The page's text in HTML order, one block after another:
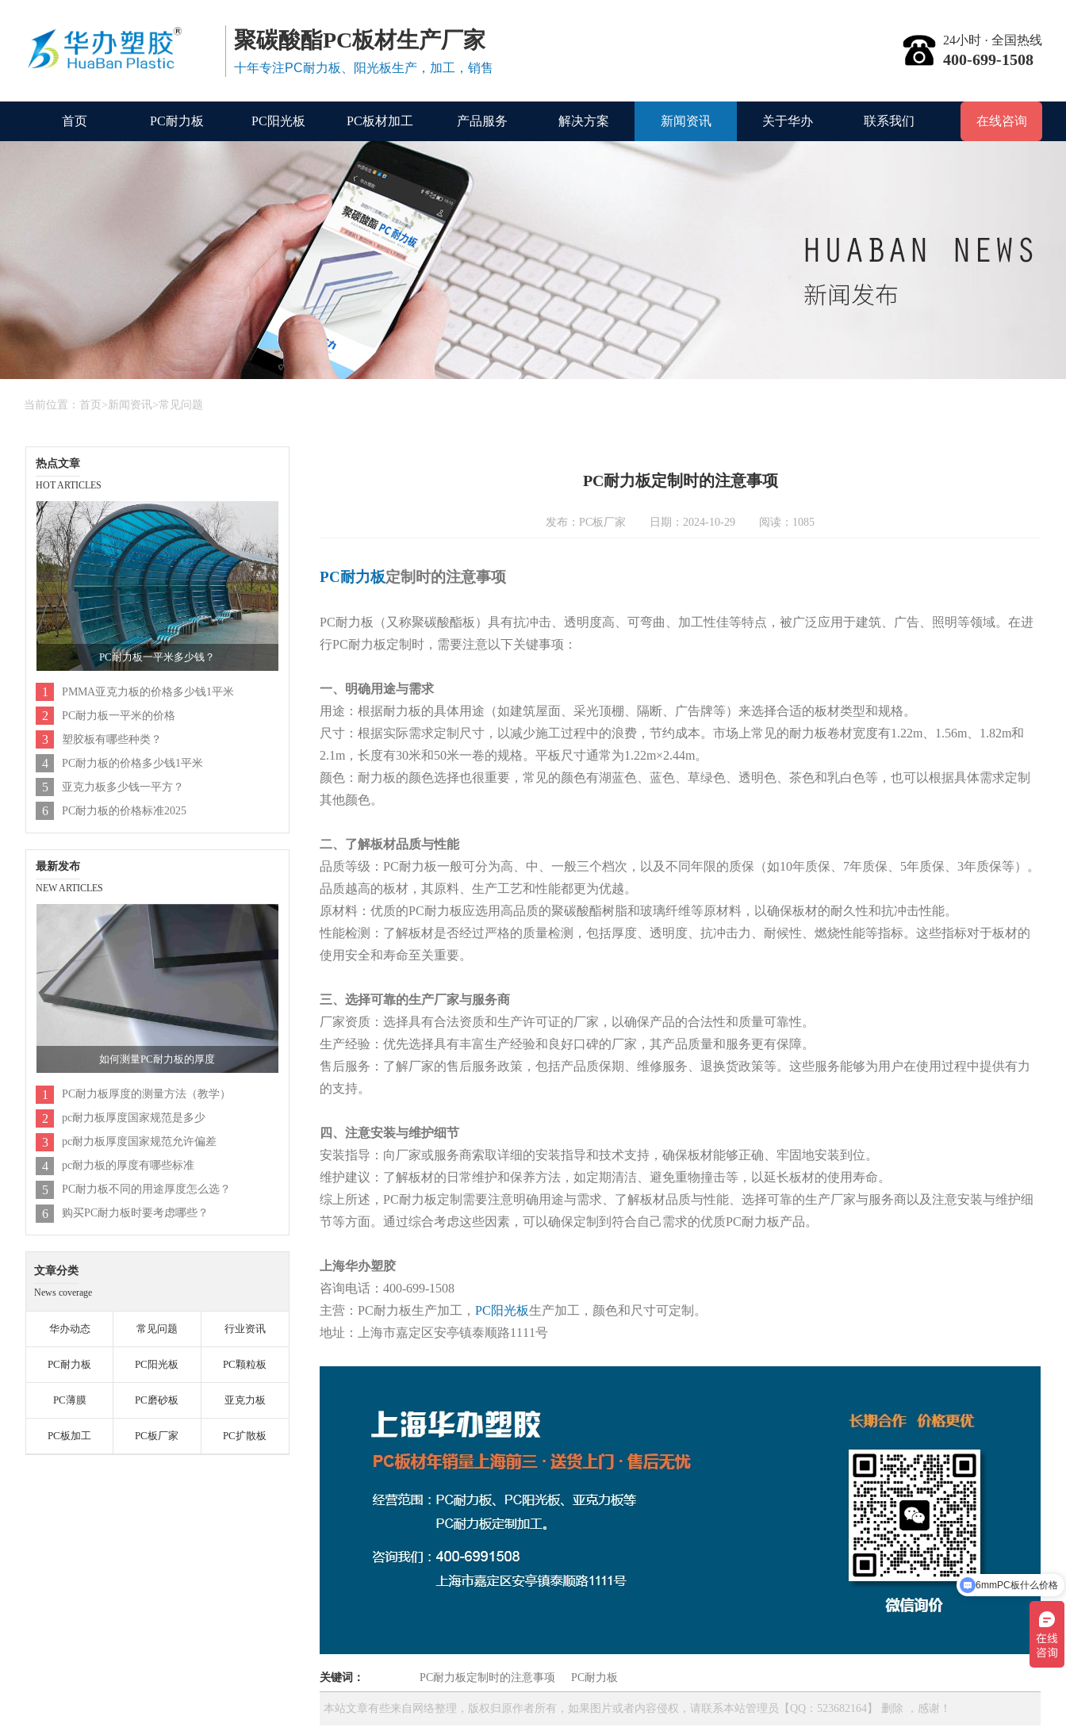
聚碳酸酯PC板材生产厂家
十年专注PC耐力板、阳光板生产，加工，销售
24小时 · 全国热线
400-699-1508
首页 PC耐力板 PC阳光板 PC板材加工 产品服务 解决方案 新闻资讯 关于华办 联系我们 在线咨询
当前位置： 首页 >新闻资讯>常见问题
PC耐力板定制时的注意事项
发布：PC板厂家 日期：2024-10-29 阅读：1085
PC耐力板定制时的注意事项
PC耐力板（又称聚碳酸酯板）具有抗冲击、透明度高、可弯曲、加工性佳等特点，被广泛应用于建筑、广告、照明等领域。在进
行PC耐力板定制时，需要注意以下关键事项：
一、明确用途与需求
用途：根据耐力板的具体用途（如建筑屋面、采光顶棚、隔断、广告牌等）来选择合适的板材类型和规格。
尺寸：根据实际需求定制尺寸，以减少施工过程中的浪费，节约成本。市场上常见的耐力板卷材宽度有1.22m、1.56m、1.82m和
2.1m，长度有30米和50米一卷的规格。平板尺寸通常为1.22m×2.44m。
颜色：耐力板的颜色选择也很重要，常见的颜色有湖蓝色、蓝色、草绿色、透明色、茶色和乳白色等，也可以根据具体需求定制
其他颜色。
二、了解板材品质与性能
品质等级：PC耐力板一般可分为高、中、一般三个档次，以及不同年限的质保（如10年质保、7年质保、5年质保、3年质保等）。
品质越高的板材，其原料、生产工艺和性能都更为优越。
原材料：优质的PC耐力板应选用高品质的聚碳酸酯树脂和玻璃纤维等原材料，以确保板材的耐久性和抗冲击性能。
性能检测：了解板材是否经过严格的质量检测，包括厚度、透明度、抗冲击力、耐候性、燃烧性能等指标。这些指标对于板材的
使用安全和寿命至关重要。
三、选择可靠的生产厂家与服务商
厂家资质：选择具有合法资质和生产许可证的厂家，以确保产品的合法性和质量可靠性。
生产经验：优先选择具有丰富生产经验和良好口碑的厂家，其产品质量和服务更有保障。
售后服务：了解厂家的售后服务政策，包括产品质保期、维修服务、退换货政策等。这些服务能够为用户在使用过程中提供有力
的支持。
四、注意安装与维护细节
安装指导：向厂家或服务商索取详细的安装指导和技术支持，确保板材能够正确、牢固地安装到位。
维护建议：了解板材的日常维护和保养方法，如定期清洁、避免重物撞击等，以延长板材的使用寿命。
综上所述，PC耐力板定制需要注意明确用途与需求、了解板材品质与性能、选择可靠的生产厂家与服务商以及注意安装与维护细
节等方面。通过综合考虑这些因素，可以确保定制到符合自己需求的优质PC耐力板产品。
上海华办塑胶
咨询电话：400-699-1508
主营：PC耐力板生产加工，PC阳光板生产加工，颜色和尺寸可定制。
地址：上海市嘉定区安亭镇泰顺路1111号
关键词： PC耐力板定制时的注意事项 PC耐力板
本站文章有些来自网络整理，版权归原作者所有，如果图片或者内容侵权，请联系本站管理员【QQ：523682164】 删除 ，感谢！
热点文章
HOT ARTICLES
PC耐力板一平米多少钱？
1 PMMA亚克力板的价格多少钱1平米
2 PC耐力板一平米的价格
3 塑胶板有哪些种类？
4 PC耐力板的价格多少钱1平米
5 亚克力板多少钱一平方？
6 PC耐力板的价格标准2025
最新发布
NEW ARTICLES
如何测量PC耐力板的厚度
1 PC耐力板厚度的测量方法（教学）
2 pc耐力板厚度国家规范是多少
3 pc耐力板厚度国家规范允许偏差
4 pc耐力板的厚度有哪些标准
5 PC耐力板不同的用途厚度怎么选？
6 购买PC耐力板时要考虑哪些？
文章分类
News coverage
华办动态 常见问题 行业资讯
PC耐力板 PC阳光板 PC颗粒板
PC薄膜 PC磨砂板 亚克力板
PC板加工 PC板厂家 PC扩散板
现在有优惠活动吗